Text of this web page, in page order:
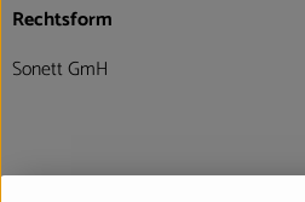
Rechtsform
Sonett GmH